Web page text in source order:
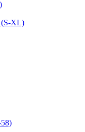
(S-XL)